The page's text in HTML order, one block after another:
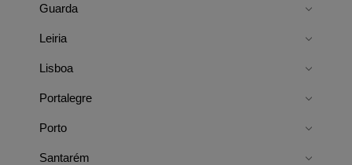
Guarda
Leiria
Lisboa
Portalegre
Porto
Santarém